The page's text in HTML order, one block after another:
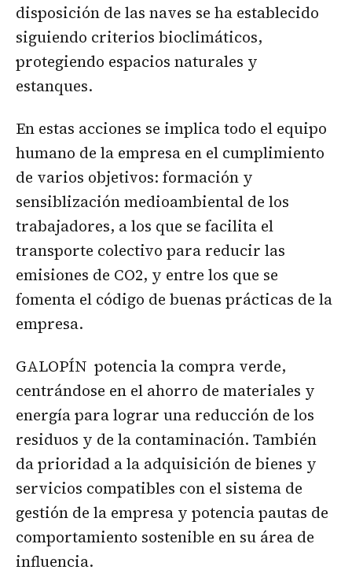
disposición de las naves se ha establecido
siguiendo criterios bioclimáticos,
protegiendo espacios naturales y
estanques.
En estas acciones se implica todo el equipo
humano de la empresa en el cumplimiento
de varios objetivos: formación y
sensiblización medioambiental de los
trabajadores, a los que se facilita el
transporte colectivo para reducir las
emisiones de CO2, y entre los que se
fomenta el código de buenas prácticas de la
empresa.
GALOPÍN potencia la compra verde,
centrándose en el ahorro de materiales y
energía para lograr una reducción de los
residuos y de la contaminación. También
da prioridad a la adquisición de bienes y
servicios compatibles con el sistema de
gestión de la empresa y potencia pautas de
comportamiento sostenible en su área de
influencia.